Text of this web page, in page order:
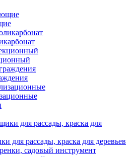
для рассады, краска для деревьев